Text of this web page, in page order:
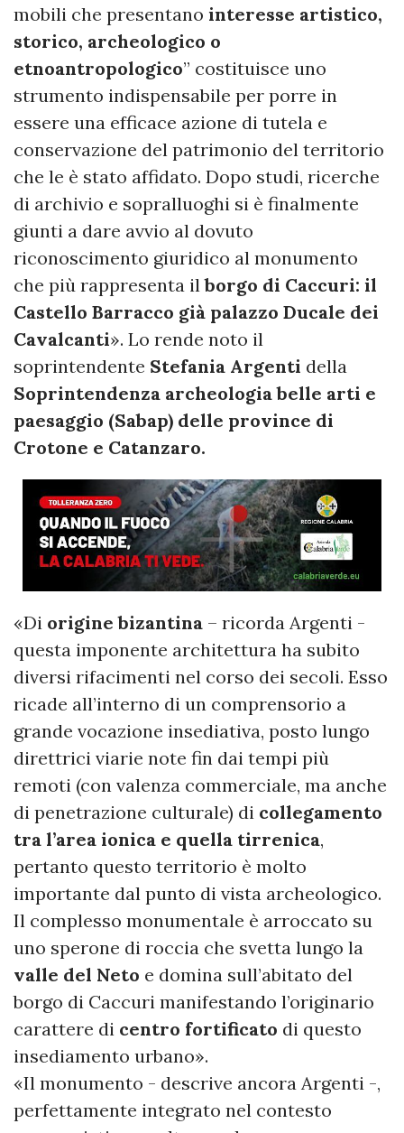
mobili che presentano interesse artistico,
storico, archeologico o
etnoantropologico” costituisce uno
strumento indispensabile per porre in
essere una efficace azione di tutela e
conservazione del patrimonio del territorio
che le è stato affidato. Dopo studi, ricerche
di archivio e sopralluoghi si è finalmente
giunti a dare avvio al dovuto
riconoscimento giuridico al monumento
che più rappresenta ilborgo di Caccuri: il
Castello Barracco già palazzo Ducale dei
Cavalcanti». Lo rende noto il
soprintendente Stefania Argenti della
Soprintendenza archeologia belle arti e
paesaggio (Sabap) delle province di
Crotone e Catanzaro.
«Di origine bizantina – ricorda Argenti -
questa imponente architettura ha subito
diversi rifacimenti nel corso dei secoli. Esso
ricade all’interno di un comprensorio a
grande vocazione insediativa, posto lungo
direttrici viarie note fin dai tempi più
remoti (con valenza commerciale, ma anche
di penetrazione culturale) di collegamento
tra l’area ionica e quella tirrenica,
pertanto questo territorio è molto
importante dal punto di vista archeologico.
Il complesso monumentale è arroccato su
uno sperone di roccia che svetta lungo la
valle del Neto e domina sull’abitato del
borgo di Caccuri manifestando l’originario
carattere di centro fortificato di questo
insediamento urbano».
«Il monumento - descrive ancora Argenti -,
perfettamente integrato nel contesto